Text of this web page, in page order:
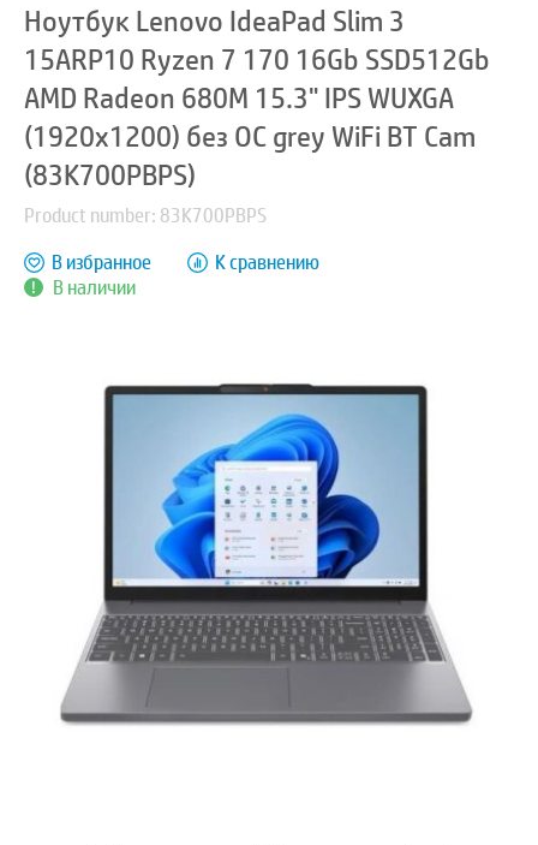
Ноутбук Lenovo IdeaPad Slim 3
15ARP10 Ryzen 7 170 16Gb SSD512Gb
AMD Radeon 680M 15.3" IPS WUXGA
(1920x1200) без ОС grey WiFi BT Cam
(83K700PBPS)
Product number: 83K700PBPS
В наличии
В избранное К сравнению